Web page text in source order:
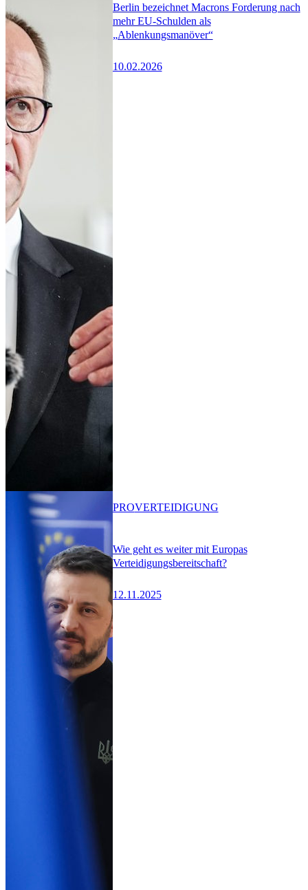
Berlin bezeichnet Macrons Forderung nach
mehr EU-Schulden als
„Ablenkungsmanöver“
10.02.2026
Wie geht es weiter mit Europas
Verteidigungsbereitschaft?
12.11.2025
PROVERTEIDIGUNG